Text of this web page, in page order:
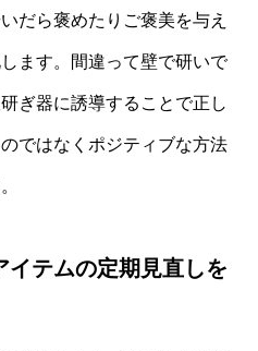
だら褒めたりご褒美を与え
ます。間違って壁で研いで
ぎ器に誘導することで正し
ではなくポジティブな方法
イテムの定期見直しを